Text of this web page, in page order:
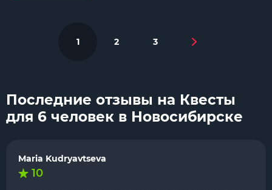
1 2 3
Последние отзывы на Квесты
для 6 человек в Новосибирске
Maria Kudryavtseva
10